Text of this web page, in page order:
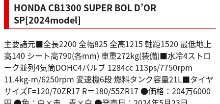
HONDA CB1300 SUPER BOL D’OR
SP[2024model]
主要諸元■全長2200 全幅825 全高1215 軸距1520 最低地上
高140 シート高790(各mm) 車重272kg(装備)■水冷4ストロ
ーク並列4気筒DOHC4バルブ 1284cc 113ps/7750rpm
11.4kg-m/6250rpm 変速機6段 燃料タンク容量21L■タイヤ
サイズF=120/70ZR17 R＝180/55ZR17 ●価格：204万6000